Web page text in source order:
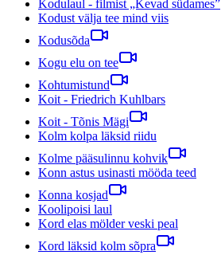
Kodulaul - filmist „Kevad südames”
Kodust välja tee mind viis
Kodusõda
Kogu elu on tee
Kohtumistund
Koit - Friedrich Kuhlbars
Koit - Tõnis Mägi
Kolm kolpa läksid riidu
Kolme pääsulinnu kohvik
Konn astus usinasti mööda teed
Konna kosjad
Koolipoisi laul
Kord elas mölder veski peal
Kord läksid kolm sõpra